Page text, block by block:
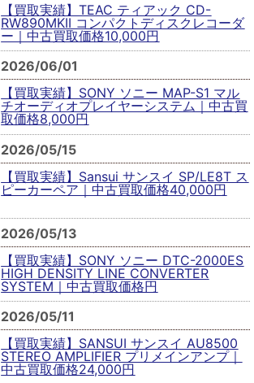
【買取実績】TEAC ティアック CD-
RW890MKII コンパクトディスクレコーダ
ー｜中古買取価格10,000円
2026/06/01
【買取実績】SONY ソニー MAP-S1 マル
チオーディオプレイヤーシステム｜中古買
取価格8,000円
2026/05/15
【買取実績】Sansui サンスイ SP/LE8T ス
ピーカーペア｜中古買取価格40,000円
2026/05/13
【買取実績】SONY ソニー DTC-2000ES
HIGH DENSITY LINE CONVERTER
SYSTEM｜中古買取価格円
2026/05/11
【買取実績】SANSUI サンスイ AU8500
STEREO AMPLIFIER プリメインアンプ｜
中古買取価格24,000円